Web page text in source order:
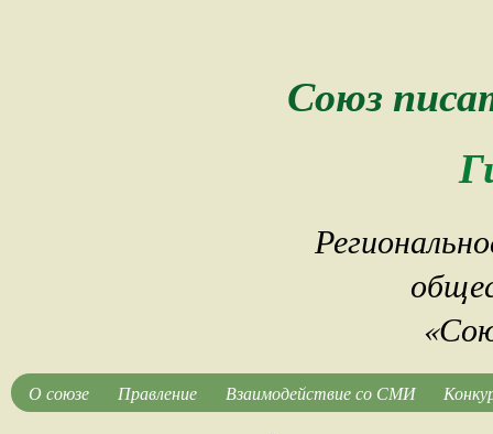
Союз
О союзе Правление Взаимодействие со СМИ